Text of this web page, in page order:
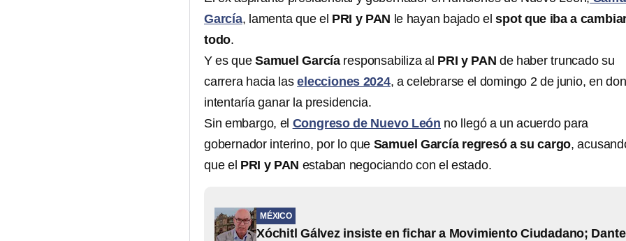
García, lamenta que el PRI y PAN le hayan bajado elspot que iba a
todo.
Y es que Samuel García responsabiliza al PRI y PAN de haber truncado su
carrera hacia laselecciones 2024, a celebrarse el domingo 2 de junio, en
intentaría ganar la presidencia.
Sin embargo, el Congreso de Nuevo León no llegó a un acuerdo para
gobernador interino, por lo que Samuel García regresó a su cargo,
que el PRI y PAN estaban negociando con el estado.
MÉXICO
Xóchitl Gálvez insiste en fichar a Movimiento Ciudadano; Dante